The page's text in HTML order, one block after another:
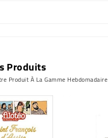
Produits
Produit À La Gamme Hebdomadaire